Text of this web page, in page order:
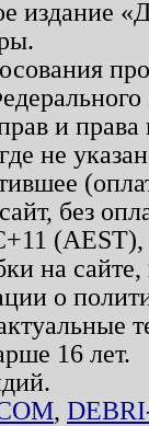
издание
и
не
без
на
о
16 лет.
,